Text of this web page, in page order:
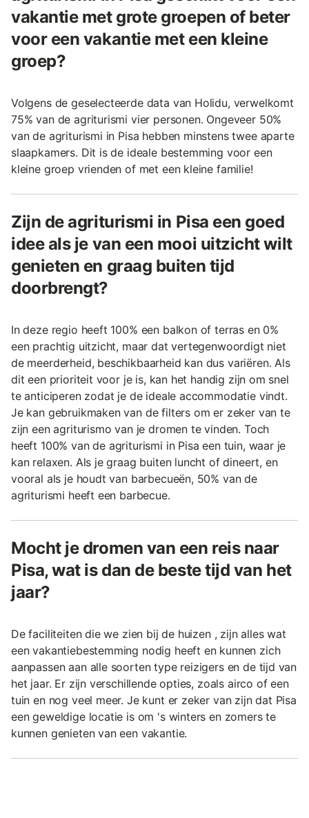
vakantie met grote groepen of beter
voor een vakantie met een kleine
groep?
Volgens de geselecteerde data van Holidu, verwelkomt
75% van de agriturismi vier personen. Ongeveer 50%
van de agriturismi in Pisa hebben minstens twee aparte
slaapkamers. Dit is de ideale bestemming voor een
kleine groep vrienden of met een kleine familie!
Zijn de agriturismi in Pisa een goed
idee als je van een mooi uitzicht wilt
genieten en graag buiten tijd
doorbrengt?
In deze regio heeft 100% een balkon of terras en 0%
een prachtig uitzicht, maar dat vertegenwoordigt niet
de meerderheid, beschikbaarheid kan dus variëren. Als
dit een prioriteit voor je is, kan het handig zijn om snel
te anticiperen zodat je de ideale accommodatie vindt.
Je kan gebruikmaken van de filters om er zeker van te
zijn een agriturismo van je dromen te vinden. Toch
heeft 100% van de agriturismi in Pisa een tuin, waar je
kan relaxen. Als je graag buiten luncht of dineert, en
vooral als je houdt van barbecueën, 50% van de
agriturismi heeft een barbecue.
Mocht je dromen van een reis naar
Pisa, wat is dan de beste tijd van het
jaar?
De faciliteiten die we zien bij de huizen , zijn alles wat
een vakantiebestemming nodig heeft en kunnen zich
aanpassen aan alle soorten type reizigers en de tijd van
het jaar. Er zijn verschillende opties, zoals airco of een
tuin en nog veel meer. Je kunt er zeker van zijn dat Pisa
een geweldige locatie is om 's winters en zomers te
kunnen genieten van een vakantie.